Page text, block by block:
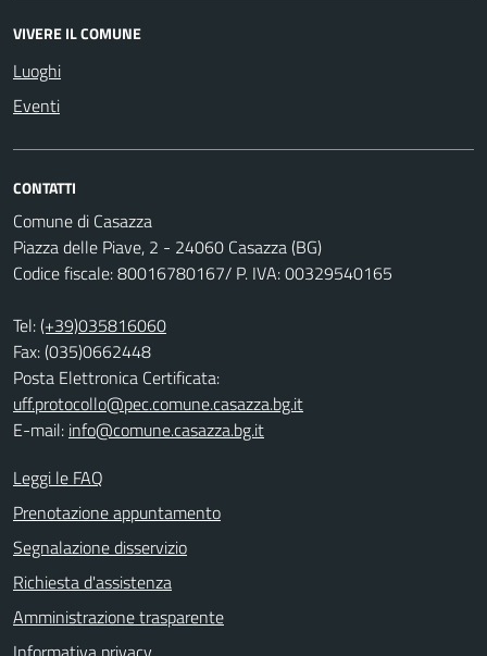
VIVERE IL COMUNE
Luoghi
Eventi
CONTATTI
Comune di Casazza
Piazza delle Piave, 2 - 24060 Casazza (BG)
Codice fiscale: 80016780167/ P. IVA: 00329540165
Tel:(+39)035816060
Fax: (035)0662448
Posta Elettronica Certificata:
uff.protocollo@pec.comune.casazza.bg.it
E-mail: info@comune.casazza.bg.it
Leggi le FAQ
Prenotazione appuntamento
Segnalazione disservizio
Richiesta d'assistenza
Amministrazione trasparente